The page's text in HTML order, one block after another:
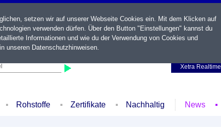
Xetra Realtime
Rohstoffe Zertifikate Nachhaltig News
setzen wir auf unserer Webseite Cookies ein. Mit dem Klicken auf
verwenden dürfen. Über den Button "Einstellungen" kannst du
Informationen und wie du der Verwendung von Cookies und
unseren Datenschutzhinweisen.